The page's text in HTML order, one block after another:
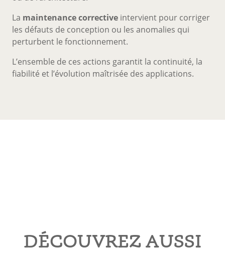
La maintenance corrective intervient pour corriger
les défauts de conception ou les anomalies qui
perturbent le fonctionnement.
L’ensemble de ces actions garantit la continuité, la
fiabilité et l’évolution maîtrisée des applications.
DÉCOUVREZ AUSSI